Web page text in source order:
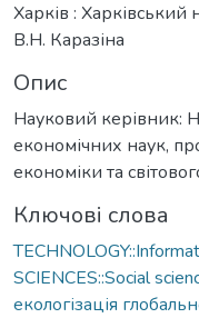
Харків : Харківський
В.Н. Каразіна
Опис
Науковий керівник:
економічних наук,
економіки та
Ключові слова
SCIENCES::Social
екологізація